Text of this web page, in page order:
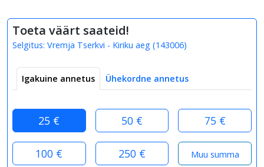
Toeta väärt saateid!
Selgitus: Vremja Tserkvi - Kiriku aeg (143006)
Igakuine annetus Ühekordne annetus
25 € 50 € 75 €
100 € 250 €